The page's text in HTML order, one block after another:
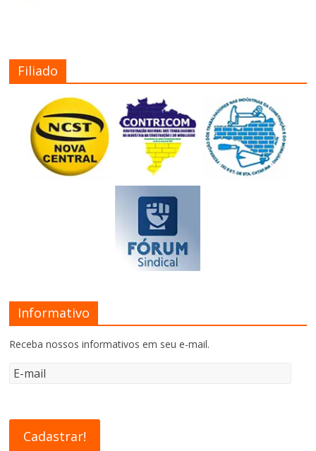
Filiado
Informativo
Receba nossos informativos em seu e-mail.